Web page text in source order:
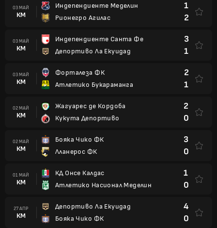
03 МАЙ
КМ
Индепендиенте Меделин
Рионегро Агилас
1
2
03 МАЙ
КМ
Индепендиенте Санта Фе
Депортиво Ла Екуидад
3
1
03 МАЙ
КМ
Форталеза ФК
Атлетико Букараманга
2
1
02 МАЙ
КМ
Жагуарес де Кордоба
Кукута Депортиво
2
0
02 МАЙ
КМ
Бояка Чико ФК
Лланерос ФК
3
0
01 МАЙ
КМ
КД Онсе Калдас
Атлетико Насионал Меделин
1
0
27 АПР
КМ
Депортиво Ла Екуидад
Бояка Чико ФК
4
0